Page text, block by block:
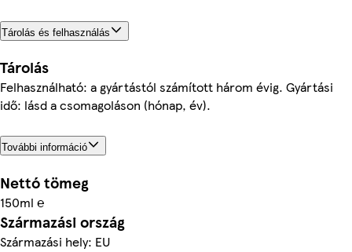
Tárolás és felhasználás
Tárolás
Felhasználható: a gyártástól számított három évig. Gyártási
idő: lásd a csomagoláson (hónap, év).
További információ
Nettó tömeg
150ml ℮
Származási ország
Származási hely: EU